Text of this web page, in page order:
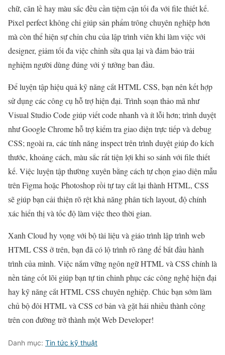
chữ, căn lề hay màu sắc đều cần tiệm cận tối đa với file thiết kế.
Pixel perfect không chỉ giúp sản phẩm trông chuyên nghiệp hơn
mà còn thể hiện sự chỉn chu của lập trình viên khi làm việc với
designer, giảm tối đa việc chỉnh sửa qua lại và đảm bảo trải
nghiệm người dùng đúng với ý tưởng ban đầu.
Để luyện tập hiệu quả kỹ năng cắt HTML CSS, bạn nên kết hợp
sử dụng các công cụ hỗ trợ hiện đại. Trình soạn thảo mã như
Visual Studio Code giúp viết code nhanh và ít lỗi hơn; trình duyệt
như Google Chrome hỗ trợ kiểm tra giao diện trực tiếp và debug
CSS; ngoài ra, các tính năng inspect trên trình duyệt giúp đo kích
thước, khoảng cách, màu sắc rất tiện lợi khi so sánh với file thiết
kế. Việc luyện tập thường xuyên bằng cách tự chọn giao diện mẫu
trên Figma hoặc Photoshop rồi tự tay cắt lại thành HTML, CSS
sẽ giúp bạn cải thiện rõ rệt khả năng phân tích layout, độ chính
xác hiển thị và tốc độ làm việc theo thời gian.
Xanh Cloud hy vọng với bộ tài liệu và giáo trình lập trình web
HTML CSS ở trên, bạn đã có lộ trình rõ ràng để bắt đầu hành
trình của mình. Việc nắm vững ngôn ngữ HTML và CSS chính là
nền tảng cốt lõi giúp bạn tự tin chinh phục các công nghệ hiện đại
hay kỹ năng cắt HTML CSS chuyên nghiệp. Chúc bạn sớm làm
chủ bộ đôi HTML và CSS cơ bản và gặt hái nhiều thành công
trên con đường trở thành một Web Developer!
Danh mục: Tin tức kỹ thuật